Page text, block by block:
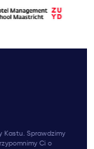
Kastu. Sprawdzimy
Ci o